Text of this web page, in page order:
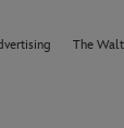
The